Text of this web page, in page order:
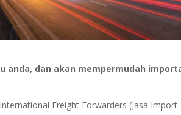
anda, dan akan mempermudah
Freight Forwarders (Jasa Import